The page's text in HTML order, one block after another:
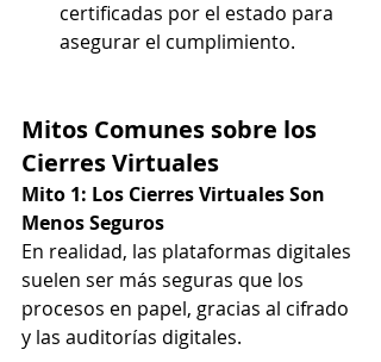
certificadas por el estado para
asegurar el cumplimiento.
Mitos Comunes sobre los
Cierres Virtuales
Mito 1: Los Cierres Virtuales Son
Menos Seguros
En realidad, las plataformas digitales
suelen ser más seguras que los
procesos en papel, gracias al cifrado
y las auditorías digitales.